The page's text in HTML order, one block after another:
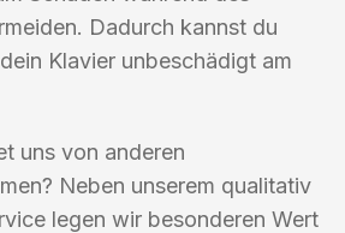
Dadurch kannst du
Klavier unbeschädigt am
uns von anderen
Neben unserem qualitativ
legen wir besonderen Wert